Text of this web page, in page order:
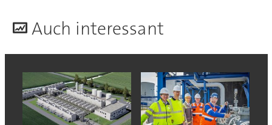
Auch interessant